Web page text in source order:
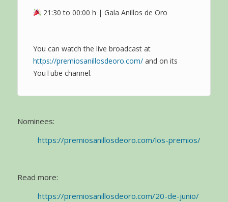
21:30 to 00:00 h | Gala Anillos de Oro
You can watch the live broadcast at
https://premiosanillosdeoro.com/and on its
YouTube channel.
Nominees:
https://premiosanillosdeoro.com/los-premios/
Read more:
https://premiosanillosdeoro.com/20-de-junio/